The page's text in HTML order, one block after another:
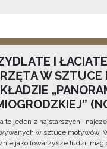
I
W SZTUCE
to jeden z najstarszych i
w sztuce motywów.
jako towarzysze ludzi,